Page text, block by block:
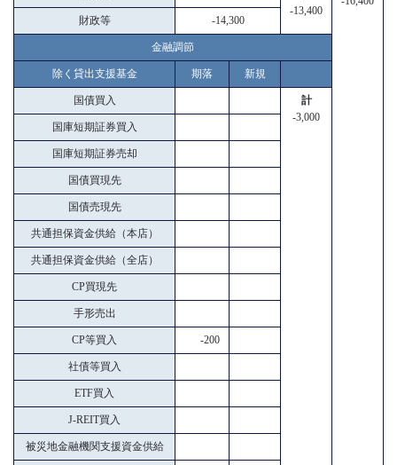
-13,400
財政等 -14,300
金融調節
除く貸出支援基金 期落 新規
国債買入
計
-3,000
国庫短期証券買入
国庫短期証券売却
国債買現先
国債売現先
共通担保資金供給（本店）
共通担保資金供給（全店）
CP買現先
手形売出
CP等買入 -200
社債等買入
ETF買入
J-REIT買入
被災地金融機関支援資金供給